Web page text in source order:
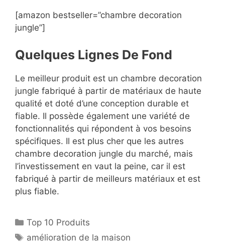
[amazon bestseller=”chambre decoration
jungle”]
Quelques Lignes De Fond
Le meilleur produit est un chambre decoration
jungle fabriqué à partir de matériaux de haute
qualité et doté d’une conception durable et
fiable. Il possède également une variété de
fonctionnalités qui répondent à vos besoins
spécifiques. Il est plus cher que les autres
chambre decoration jungle du marché, mais
l’investissement en vaut la peine, car il est
fabriqué à partir de meilleurs matériaux et est
plus fiable.
Top 10 Produits
amélioration de la maison